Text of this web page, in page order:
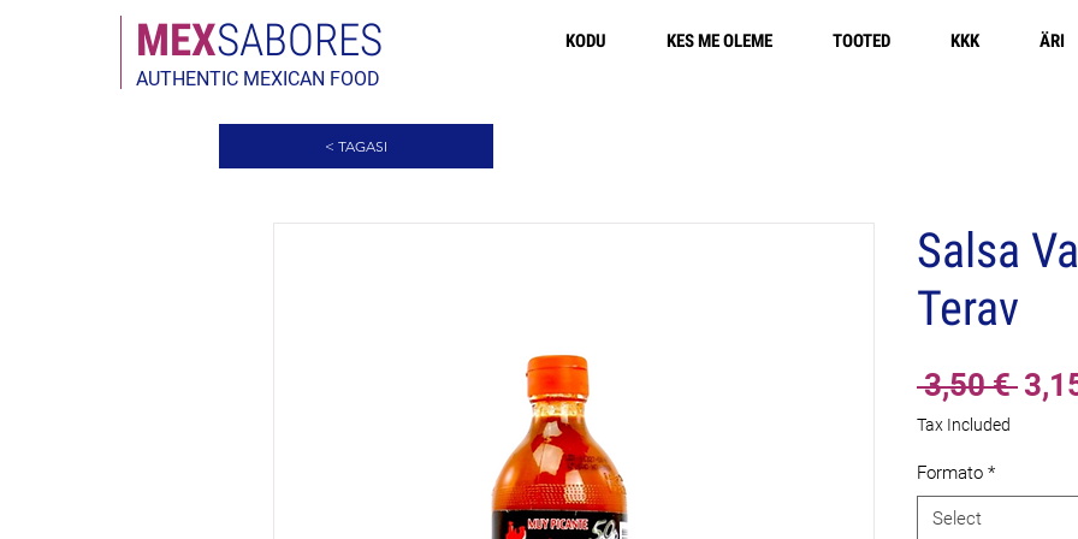
MEXSABORES
AUTHENTIC MEXICAN FOOD
KODU KES ME OLEME TOOTED KKK ÄRI
< TAGASI
Salsa
Terav
3,50 €
Tax Included
Formato *
Select